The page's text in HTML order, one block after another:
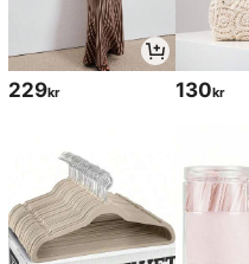
229kr 130kr